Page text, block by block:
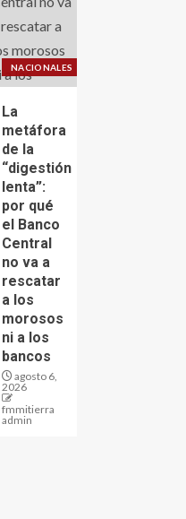
NACIONALES
La
metáfora
de la
“digestión
lenta”:
por qué
el Banco
Central
no va a
rescatar
a los
morosos
ni a los
bancos
agosto 6,
2026
fmmitierra
admin